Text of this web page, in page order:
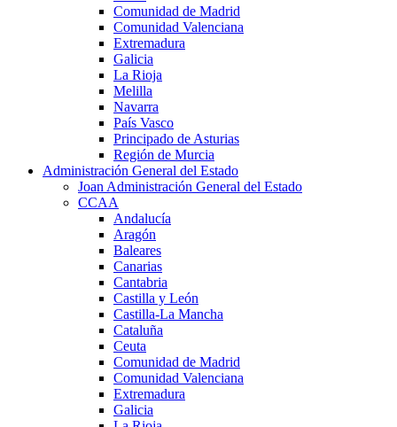
Comunidad de Madrid
Comunidad Valenciana
Extremadura
Galicia
La Rioja
Melilla
Navarra
País Vasco
Principado de Asturias
Región de Murcia
Administración General del Estado
Joan Administración General del Estado
CCAA
Andalucía
Aragón
Baleares
Canarias
Cantabria
Castilla y León
Castilla-La Mancha
Cataluña
Ceuta
Comunidad de Madrid
Comunidad Valenciana
Extremadura
Galicia